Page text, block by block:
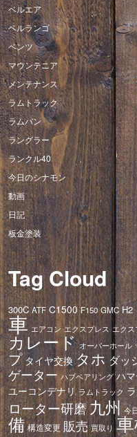
ベルエア
ベルランゴ
ベンツ
マウンテニア
メンテナンス
ラムトラック
ラムバン
ラングラー
ランクル40
今日のシナモン
動画
日記
板金塗装
Tag Cloud
300C ATF C1500 F150 GMC H2
車 エアコン エクスプレス エクス
カレード オーバーホール
プタイヤ交換タホ ダッ
ゲーター ハブベアリング ハ
ユーコンデナリ ラムトラック
ローター研磨九州 今
備 構造変更 販売 買取り